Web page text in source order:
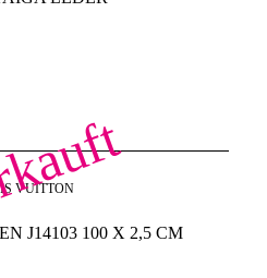
VUITTON
J14103 100 X 2,5 CM